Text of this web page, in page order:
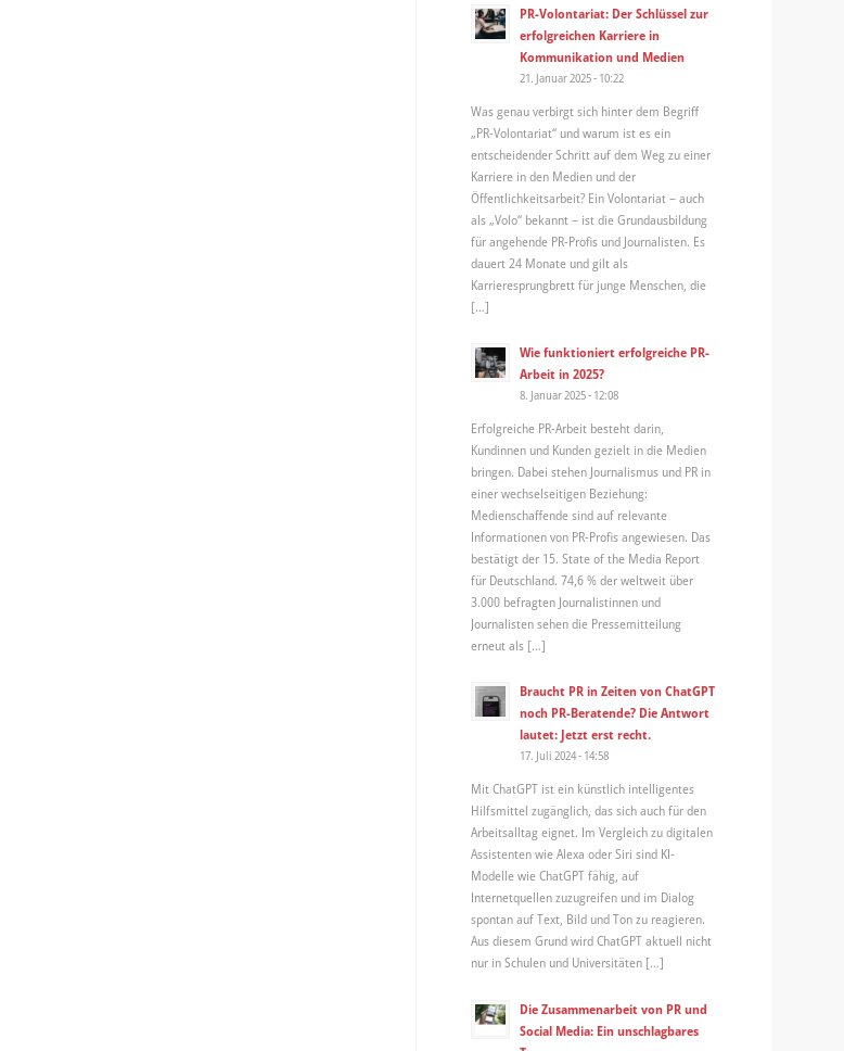
PR-Volontariat: Der Schlüssel zur
erfolgreichen Karriere in
Kommunikation und Medien
21. Januar 2025 - 10:22
Was genau verbirgt sich hinter dem Begriff
„PR-Volontariat“ und warum ist es ein
entscheidender Schritt auf dem Weg zu einer
Karriere in den Medien und der
Öffentlichkeitsarbeit? Ein Volontariat – auch
als „Volo“ bekannt – ist die Grundausbildung
für angehende PR-Profis und Journalisten. Es
dauert 24 Monate und gilt als
Karrieresprungbrett für junge Menschen, die
[…]
Wie funktioniert erfolgreiche PR-
Arbeit in 2025?
8. Januar 2025 - 12:08
Erfolgreiche PR-Arbeit besteht darin,
Kundinnen und Kunden gezielt in die Medien
bringen. Dabei stehen Journalismus und PR in
einer wechselseitigen Beziehung:
Medienschaffende sind auf relevante
Informationen von PR-Profis angewiesen. Das
bestätigt der 15. State of the Media Report
für Deutschland. 74,6 % der weltweit über
3.000 befragten Journalistinnen und
Journalisten sehen die Pressemitteilung
erneut als […]
Braucht PR in Zeiten von ChatGPT
noch PR-Beratende? Die Antwort
lautet: Jetzt erst recht.
17. Juli 2024 - 14:58
Mit ChatGPT ist ein künstlich intelligentes
Hilfsmittel zugänglich, das sich auch für den
Arbeitsalltag eignet. Im Vergleich zu digitalen
Assistenten wie Alexa oder Siri sind KI-
Modelle wie ChatGPT fähig, auf
Internetquellen zuzugreifen und im Dialog
spontan auf Text, Bild und Ton zu reagieren.
Aus diesem Grund wird ChatGPT aktuell nicht
nur in Schulen und Universitäten […]
Die Zusammenarbeit von PR und
Social Media: Ein unschlagbares